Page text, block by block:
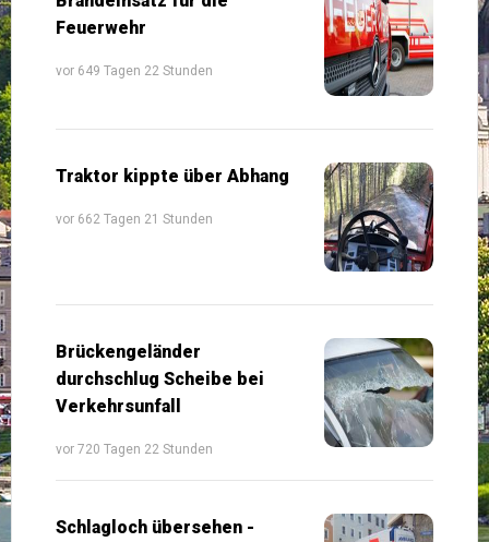
Feuerwehr
vor 649 Tagen 22 Stunden
Traktor kippte über Abhang
vor 662 Tagen 21 Stunden
Brückengeländer
durchschlug Scheibe bei
Verkehrsunfall
vor 720 Tagen 22 Stunden
Schlagloch übersehen -